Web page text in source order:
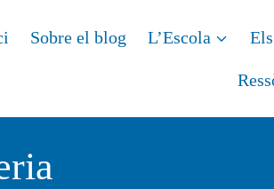
Sobre el blog L’Escola